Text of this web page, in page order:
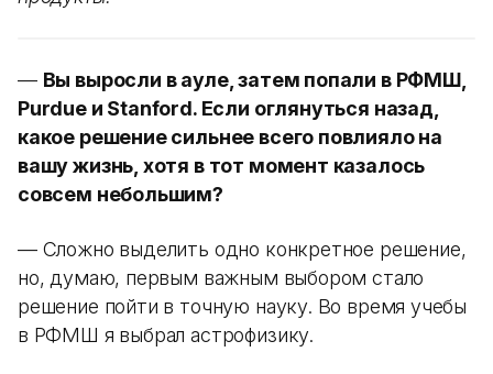
— Вы выросли в ауле, затем попали в РФМШ,
Purdue и Stanford. Если оглянуться назад,
какое решение сильнее всего повлияло на
вашу жизнь, хотя в тот момент казалось
совсем небольшим?
— Сложно выделить одно конкретное решение,
но, думаю, первым важным выбором стало
решение пойти в точную науку. Во время учебы
в РФМШ я выбрал астрофизику.